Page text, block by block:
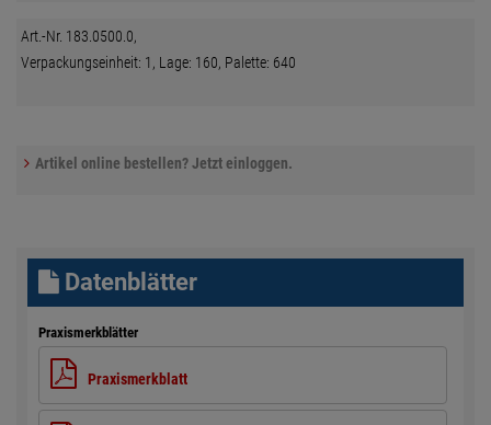
Art.-Nr. 183.0500.0,
Verpackungseinheit: 1, Lage: 160, Palette: 640
Artikel online bestellen? Jetzt einloggen.
Datenblätter
Praxismerkblätter
Praxismerkblatt